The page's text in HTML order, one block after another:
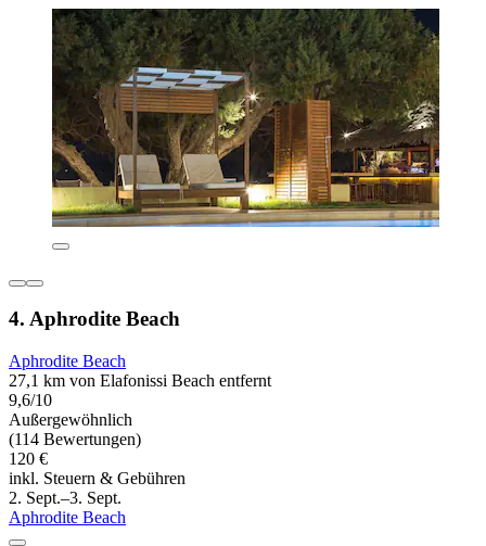
4. Aphrodite Beach
Aphrodite Beach
27,1 km von Elafonissi Beach entfernt
9,6/10
Außergewöhnlich
(114 Bewertungen)
120 €
inkl. Steuern & Gebühren
2. Sept.–3. Sept.
Aphrodite Beach